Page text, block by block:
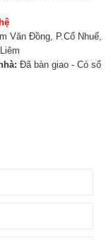
Văn Đồng, P.Cổ Nhuế,
Đã bàn giao - Có sổ